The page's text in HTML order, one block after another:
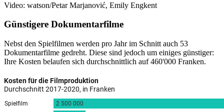
Video: watson/Petar Marjanović, Emily Engkent
Günstigere Dokumentarfilme
Nebst den Spielfilmen werden pro Jahr im Schnitt auch 53
Dokumentarfilme gedreht. Diese sind jedoch um einiges günstiger:
Ihre Kosten belaufen sich durchschnittlich auf 460'000 Franken.